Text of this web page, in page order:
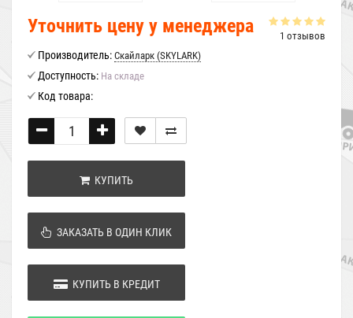
1 отзывов
Уточнить цену у менеджера
Производитель: Скайларк (SKYLARK)
Доступность: На складе
Код товара:
КУПИТЬ
ЗАКАЗАТЬ В ОДИН КЛИК
КУПИТЬ В КРЕДИТ